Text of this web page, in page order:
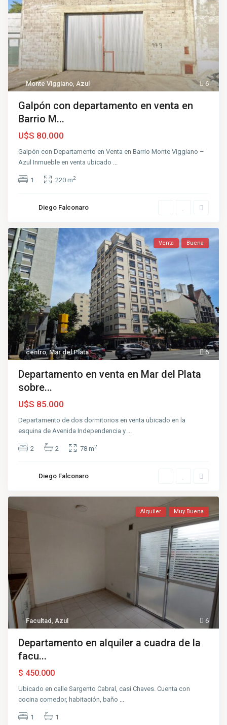
6
Monte Viggiano,Azul
Galpón con departamento en venta en
Barrio M...
U$S 80.000
Galpón con Departamento en Venta en Barrio Monte Viggiano –
Azul Inmueble en venta ubicado ...
1 220 m2
Diego Falconaro
6
centro,Mar del Plata
Venta Buena
Departamento en venta en Mar del Plata
sobre...
U$S 85.000
Departamento de dos dormitorios en venta ubicado en la
esquina de Avenida Independencia y ...
2 2 78 m2
Diego Falconaro
6
Facultad Azul
Alquiler Muy Buena
Departamento en alquiler a cuadra de la
facu...
$ 450.000
Ubicado en calle Sargento Cabral, casi Chaves. Cuenta con
cocina comedor, habitación, baño
1 1